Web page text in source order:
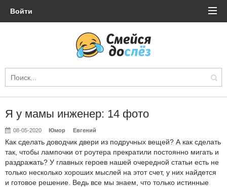
Войти
Я у мамы инженер: 14 фото
08-05-2020 Юмор Евгений
Как сделать доводчик двери из подручных вещей? А как сделать
так, чтобы лампочки от роутера прекратили постоянно мигать и
раздражать? У главных героев нашей очередной статьи есть не
только несколько хороших мыслей на этот счет, у них найдется
и готовое решение. Ведь все мы знаем, что только истинные